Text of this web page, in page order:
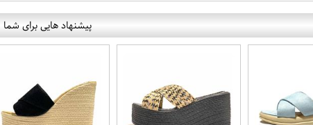
پیشنهاد هایی برای شما